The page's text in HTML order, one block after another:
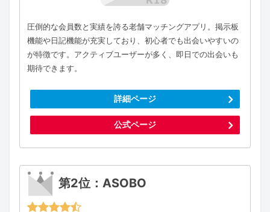
圧倒的な会員数と実績を誇る老舗マッチングアプリ。掲示板
機能や日記機能が充実しており、初心者でも出会いやすいの
が特徴です。アクティブユーザーが多く、即日での出会いも
期待できます。
詳細ページ
公式ページ
第2位：ASOBO